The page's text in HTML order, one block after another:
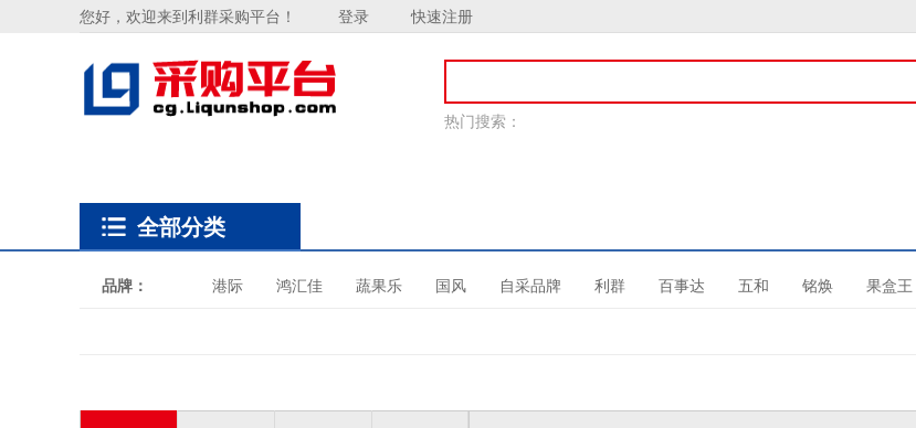
全部分类
品牌： 港际 鸿汇佳 蔬果乐 国风 自采品牌 利群 百事达 五和 铭焕 果盒王